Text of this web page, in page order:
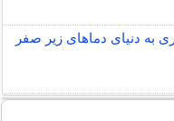
به دنیای دماهای زیر صفر